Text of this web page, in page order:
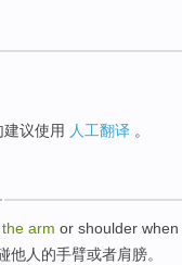
议使用 人工翻译 。
the arm or shoulder when
他人 的手臂或者肩膀。